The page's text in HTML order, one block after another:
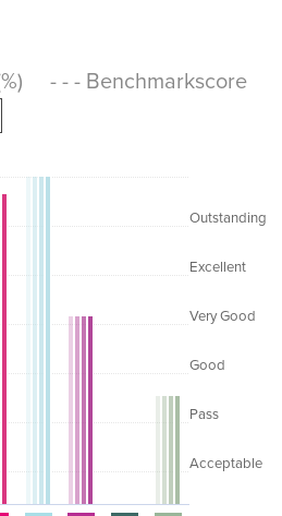
- - - Benchmarkscore
Acceptable
Pass
Good
Very Good
Excellent
Outstanding